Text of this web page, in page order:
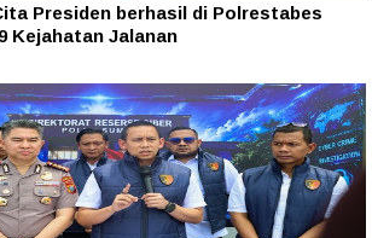
Presiden berhasil di Polrestabes
Kejahatan Jalanan